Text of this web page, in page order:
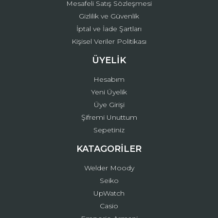
Mesafeli Satış Sözleşmesi
Gizlilik ve Güvenlik
İptal ve İade Şartları
Kişisel Veriler Politikası
ÜYELİK
Hesabım
Yeni Üyelik
Üye Girişi
Şifremi Unuttum
Sepetiniz
KATAGORİLER
Welder Moody
Seiko
UpWatch
Casio